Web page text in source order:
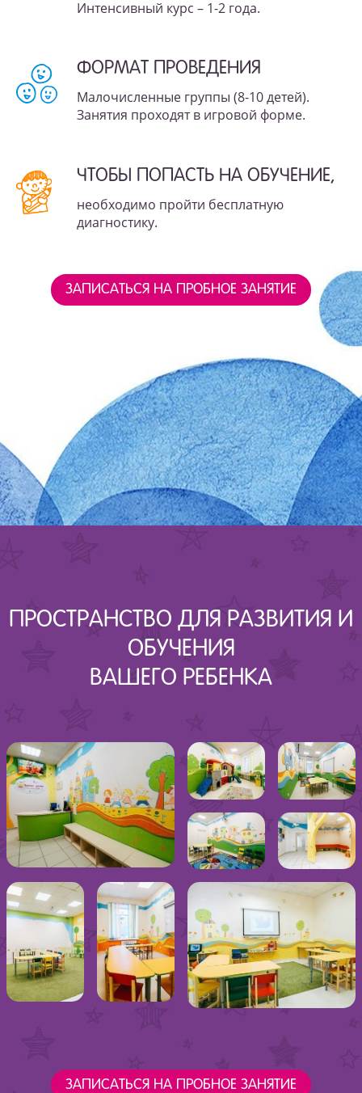
Интенсивный курс – 1-2 года.
ФОРМАТ ПРОВЕДЕНИЯ
Малочисленные группы (8-10 детей).
Занятия проходят в игровой форме.
ЧТОБЫ ПОПАСТЬ НА ОБУЧЕНИЕ,
необходимо пройти бесплатную
диагностику.
ЗАПИСАТЬСЯ НА ПРОБНОЕ ЗАНЯТИЕ
ПРОСТРАНСТВО ДЛЯ РАЗВИТИЯ И
ОБУЧЕНИЯ
ВАШЕГО РЕБЕНКА
ЗАПИСАТЬСЯ НА ПРОБНОЕ ЗАНЯТИЕ